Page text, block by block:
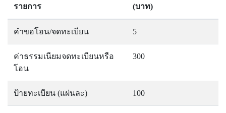
รายการ
(บาท)
คำขอโอน/จดทะเบียน 5
ค่าธรรมเนียมจดทะเบียนหรือ
โอน
300
ป้ายทะเบียน (แผ่นละ) 100